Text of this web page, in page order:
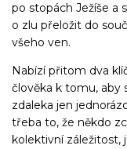
po stopách Ježíše a
o zlu přeložit do
všeho ven.
Nabízí přitom dva
člověka k tomu, aby
zdaleka jen
třeba to, že někdo
kolektivní záležitost,